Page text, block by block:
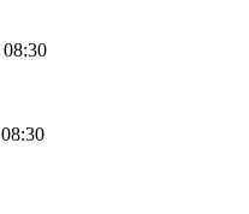
08:30 صبح تا 1700 بعد از ظهر
08:30 صبح تا 12:30 بعدازظهر